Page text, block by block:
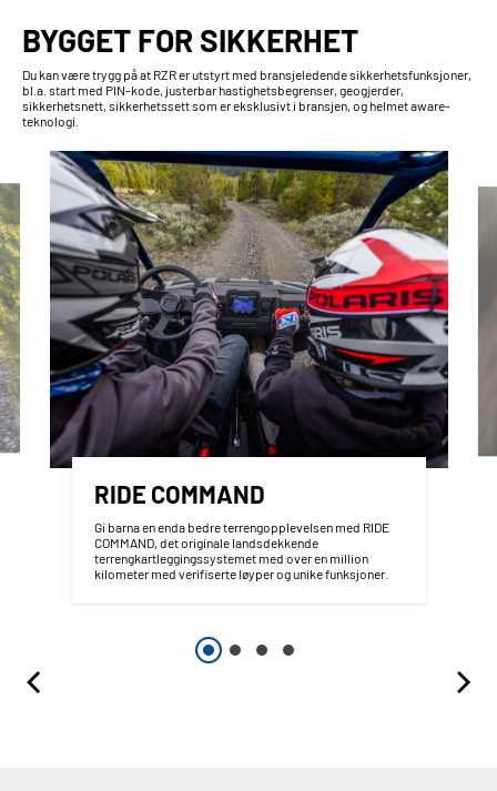
BYGGET FOR SIKKERHET
Du kan være trygg på at RZR er utstyrt med bransjeledende sikkerhetsfunksjoner,
bl.a. start med PIN-kode, justerbar hastighetsbegrenser, geogjerder,
sikkerhetsnett, sikkerhetssett som er eksklusivt i bransjen, og helmet aware-
teknologi.
RIDE COMMAND
Gi barna en enda bedre terrengopplevelsen med RIDE
COMMAND, det originale landsdekkende
terrengkartleggingssystemet med over en million
kilometer med verifiserte løyper og unike funksjoner.